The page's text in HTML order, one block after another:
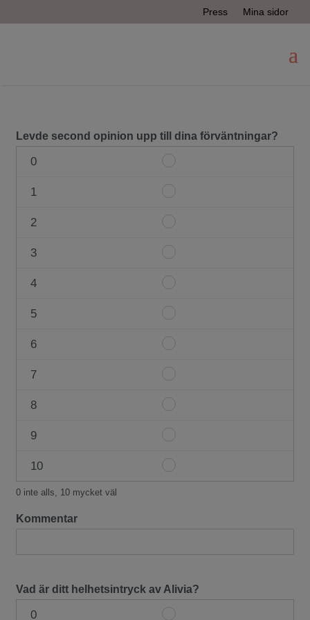
Press Mina sidor
Levde second opinion upp till dina förväntningar?
0
Item
0
1
Item
1
2
Item
2
3
Item
3
4
Item
4
5
Item
5
6
Item
6
7
Item
7
8
Item
8
9
Item
9
10
Item
#1
0 inte alls, 10 mycket väl
Kommentar
Vad är ditt helhetsintryck av Alivia?
0
Item